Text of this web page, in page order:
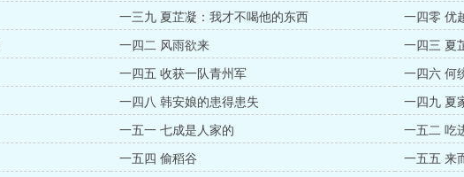
一三九 夏芷凝：我才不喝他的东西 一四零 优
一四二 风雨欲来 一四三 夏
一四五 收获一队青州军 一四六 何
一四八 韩安娘的患得患失 一四九 夏
一五一 七成是人家的 一五二 吃
一五四 偷稻谷 一五五 来